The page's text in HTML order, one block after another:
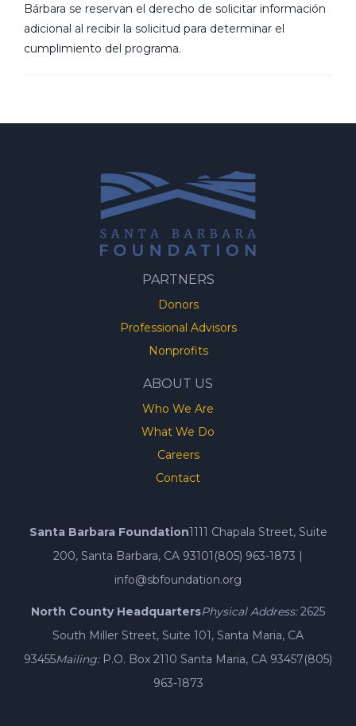
Bárbara se reservan el derecho de solicitar información
adicional al recibir la solicitud para determinar el
cumplimiento del programa.
PARTNERS
Donors
Professional Advisors
Nonprofits
ABOUT US
Who We Are
What We Do
Careers
Contact
Santa Barbara Foundation1111 Chapala Street, Suite
200, Santa Barbara, CA 93101 (805) 963-1873 |
info@sbfoundation.org
North County HeadquartersPhysical Address:2625
South Miller Street, Suite 101, Santa Maria, CA
93455Mailing: P.O. Box 2110 Santa Maria, CA 93457(805)
963-1873